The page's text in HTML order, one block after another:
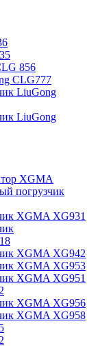
856
CLG777
LiuGong
LiuGong
XGMA
погрузчик
XGMA XG931
XGMA XG942
XGMA XG953
XGMA XG951
XGMA XG956
XGMA XG958